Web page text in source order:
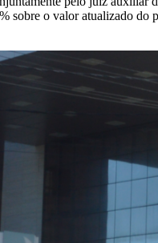
sobre o valor atualizado